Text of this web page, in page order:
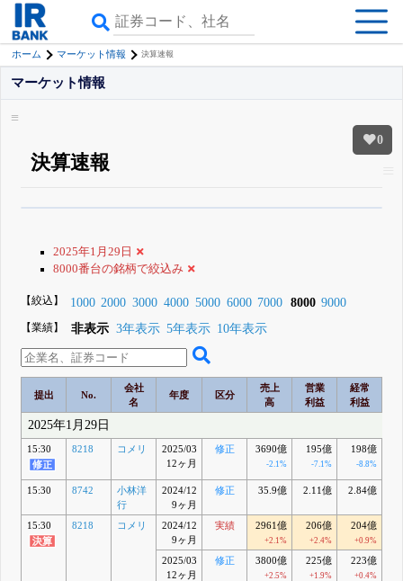
ホーム マーケット情報 決算速報
0
マーケット情報
決算速報
登録すると永久30%OFFと米株版の先行利用も付きます
2025年1月29日
8000番台の銘柄で絞込み
【絞込】 1000 2000 3000 4000 5000 6000 7000 8000 9000
【業績】 非表示 3年表示 5年表示 10年表示
提出 No.
会社
名
年度 区分
売上
高
営業
利益
経常
利益
2025年1月29日
15:30 8218 コメリ
2025/03
12ヶ月
修正 3690億
-2.1%
195億
-7.1%
198億
-8.8%
15:30 8742
小林洋
行
2024/12
9ヶ月
修正 35.9億 2.11億 2.84億
15:30 8218 コメリ
2024/12
9ヶ月
実績 2961億
+2.1%
206億
+2.4%
204億
+0.9%
2025/03
12ヶ月
修正 3800億
+2.5%
225億
+1.9%
223億
+0.4%